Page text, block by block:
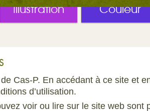
Illustration Couleur
Cas-P. En accédant à ce site et
d’utilisation.
voir ou lire sur le site web sont